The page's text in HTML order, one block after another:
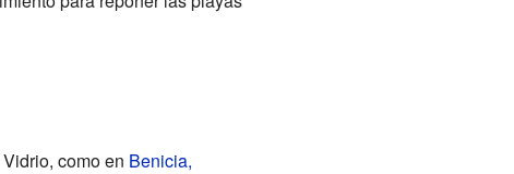
como en Benicia,